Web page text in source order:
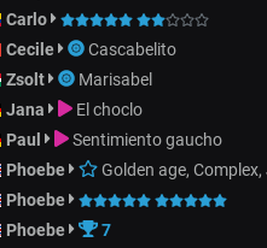
Carlo
Cecile Cascabelito
Zsolt Marisabel
Jana El choclo
Paul Sentimiento gaucho
Phoebe Golden age, Complex,
Phoebe
Phoebe 7